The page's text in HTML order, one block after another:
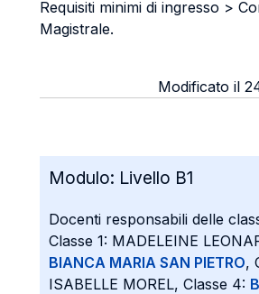
Requisiti minimi di ingresso >
Magistrale.
Modificato il
Modulo: Livello B1
Docenti responsabili delle
Classe 1: MADELEINE
BIANCA MARIA SAN PIETRO,
ISABELLE MOREL, Classe 4: